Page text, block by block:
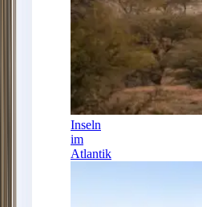
Inseln
im
Atlantik